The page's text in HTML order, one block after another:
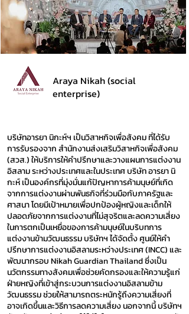
Araya Nikah (social
enterprise)
บริษัทอารยา นิกะห์ฯ เป็นวิสาหกิจเพื่อสังคม ที่ได้รับ
การรับรองจาก สำนักงานส่งเสริมวิสาหกิจเพื่อสังคม
(สวส.) ให้บริการให้คำปรึกษาและวางแผนการแต่งงาน
อิสลาม ระหว่างประเทศและในประเทศ บริษัท อารยา นิ
กะห์ เป็นองค์กรที่มุ่งมั่นแก้ปัญหาการค้ามนุษย์ที่เกิด
จากการแต่งงานผ่านพันธกิจที่ร่วมมือกับภาครัฐและ
ศาสนา โดยมีเป้าหมายเพื่อปกป้องผู้หญิงและเด็กให้
ปลอดภัยจากการแต่งงานที่ไม่สุจริตและลดความเสี่ยง
ในการตกเป็นเหยื่อของการค้ามนุษย์ในบริบทการ
แต่งงานข้ามวัฒนธรรม บริษัทฯ ได้จัดตั้ง ศูนย์ให้คำ
ปรึกษาการแต่งงานอิสลามระหว่างประเทศ (INCC) และ
พัฒนากรอบ Nikah Guardian Thailand ซึ่งเป็น
นวัตกรรมทางสังคมเพื่อช่วยคัดกรองและให้ความรู้แก่
ฝ่ายหญิงที่เข้าสู่กระบวนการแต่งงานอิสลามข้าม
วัฒนธรรม ช่วยให้สามารถตระหนักรู้ถึงความเสี่ยงที่
อาจเกิดขึ้นและวิธีการลดความเสี่ยง นอกจากนี้ บริษัทฯ